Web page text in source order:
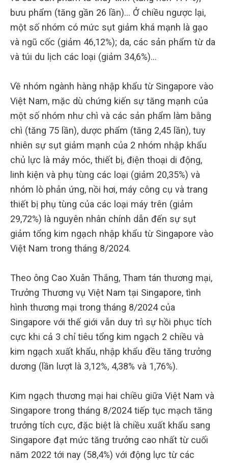
bưu phẩm (tăng gần 26 lần)… Ở chiều ngược lại,
một số nhóm có mức sụt giảm khá mạnh là gạo
và ngũ cốc (giảm 46,12%); da, các sản phẩm từ da
và túi du lịch các loại (giảm 34,6%)…
Về nhóm ngành hàng nhập khẩu từ Singapore vào
Việt Nam, mặc dù chứng kiến sự tăng mạnh của
một số nhóm như chì và các sản phẩm làm bằng
chì (tăng 75 lần), dược phẩm (tăng 2,45 lần), tuy
nhiên sự sụt giảm mạnh của 2 nhóm nhập khẩu
chủ lực là máy móc, thiết bị, điện thoại di động,
linh kiện và phụ tùng các loại (giảm 20,35%) và
nhóm lò phản ứng, nồi hơi, máy công cụ và trang
thiết bị phụ tùng của các loại máy trên (giảm
29,72%) là nguyên nhân chính dẫn đến sự sụt
giảm tổng kim ngạch nhập khẩu từ Singapore vào
Việt Nam trong tháng 8/2024.
Theo ông Cao Xuân Thắng, Tham tán thương mại,
Trưởng Thương vụ Việt Nam tại Singapore, tình
hình thương mại trong tháng 8/2024 của
Singapore với thế giới vẫn duy trì sự hồi phục tích
cực khi cả 3 chỉ tiêu tổng kim ngạch 2 chiều và
kim ngạch xuất khẩu, nhập khẩu đều tăng trưởng
dương (lần lượt là 3,12%, 4,38% và 1,76%).
Kim ngạch thương mại hai chiều giữa Việt Nam và
Singapore trong tháng 8/2024 tiếp tục mạch tăng
trưởng tích cực, đặc biệt là chiều xuất khẩu sang
Singapore đạt mức tăng trưởng cao nhất từ cuối
năm 2022 tới nay (58,4%) với động lực từ các